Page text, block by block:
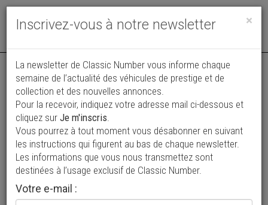
Toggle
Vos annonces vues par
plus de 4 millions de collectionneurs
Ajouter une annonce
×
Inscrivez-vous à notre newsletter
La newsletter de Classic Number vous informe chaque
semaine de l’actualité des véhicules de prestige et de
collection et des nouvelles annonces.
Pour la recevoir, indiquez votre adresse mail ci-dessous et
cliquez sur Je m'inscris.
Vous pourrez à tout moment vous désabonner en suivant
les instructions qui figurent au bas de chaque newsletter.
Les informations que vous nous transmettez sont
destinées à l’usage exclusif de Classic Number.
Votre e-mail :